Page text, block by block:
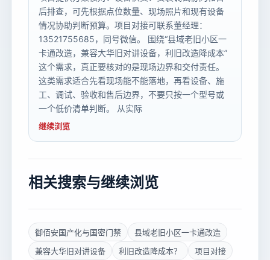
后排查，可先根据点位数量、现场照片和现有设备
情况协助判断预算。项目对接可联系董经理：
13521755685，同号微信。 围绕“县域老旧小区一
卡通改造，兼容大华旧对讲设备，利旧改造降成本”
这个需求，真正要核对的是现场边界和交付责任。
这类需求适合先看现场能不能落地，再看设备、施
工、调试、验收和售后边界，不要只按一个型号或
一个低价清单判断。 从实际
继续浏览
相关搜索与继续浏览
御佰安国产化与国密门禁
县域老旧小区一卡通改造
兼容大华旧对讲设备
利旧改造降成本？
项目对接